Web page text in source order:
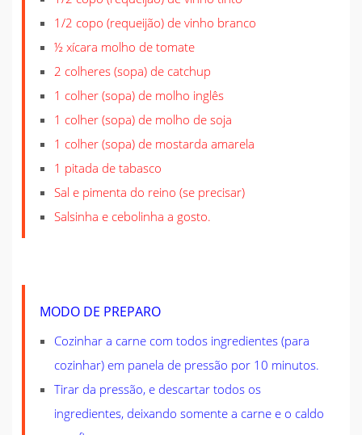
1/2 copo (requeijão) de vinho branco
½ xícara molho de tomate
2 colheres (sopa) de catchup
1 colher (sopa) de molho inglês
1 colher (sopa) de molho de soja
1 colher (sopa) de mostarda amarela
1 pitada de tabasco
Sal e pimenta do reino (se precisar)
Salsinha e cebolinha a gosto.
MODO DE PREPARO
Cozinhar a carne com todos ingredientes (para
cozinhar) em panela de pressão por 10 minutos.
Tirar da pressão, e descartar todos os
ingredientes, deixando somente a carne e o caldo